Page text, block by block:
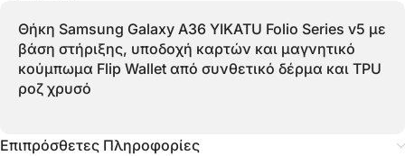
Θήκη Samsung Galaxy A36 YIKATU Folio Series v5 με
βάση στήριξης, υποδοχή καρτών και μαγνητικό
κούμπωμα Flip Wallet από συνθετικό δέρμα και TPU
ροζ χρυσό
Επιπρόσθετες Πληροφορίες